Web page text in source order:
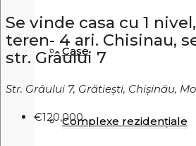
Case
Complexe rezidențiale
Se vinde casa cu 1
teren- 4 ari. Chisinau,
str. Grâului 7
Str. Grâului 7, Grătiești, Chișinău,
€120,000